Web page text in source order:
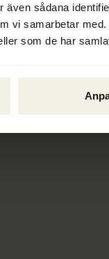
sådana
vi samarbetar
som de har